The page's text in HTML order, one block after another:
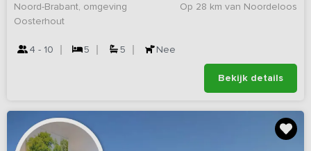
Op 28 km van Noordeloos
Noord-Brabant, omgeving
Oosterhout
4 - 10 5 5 Nee
Bekijk details